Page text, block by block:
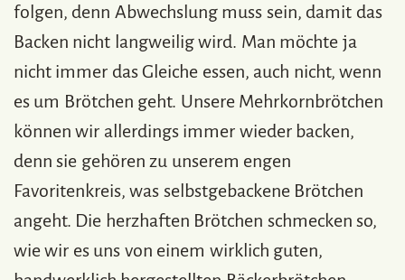
folgen, denn Abwechslung muss sein, damit das
Backen nicht langweilig wird. Man möchte ja
nicht immer das Gleiche essen, auch nicht, wenn
es um Brötchen geht. Unsere Mehrkornbrötchen
können wir allerdings immer wieder backen,
denn sie gehören zu unserem engen
Favoritenkreis, was selbstgebackene Brötchen
angeht. Die herzhaften Brötchen schmecken so,
wie wir es uns von einem wirklich guten,